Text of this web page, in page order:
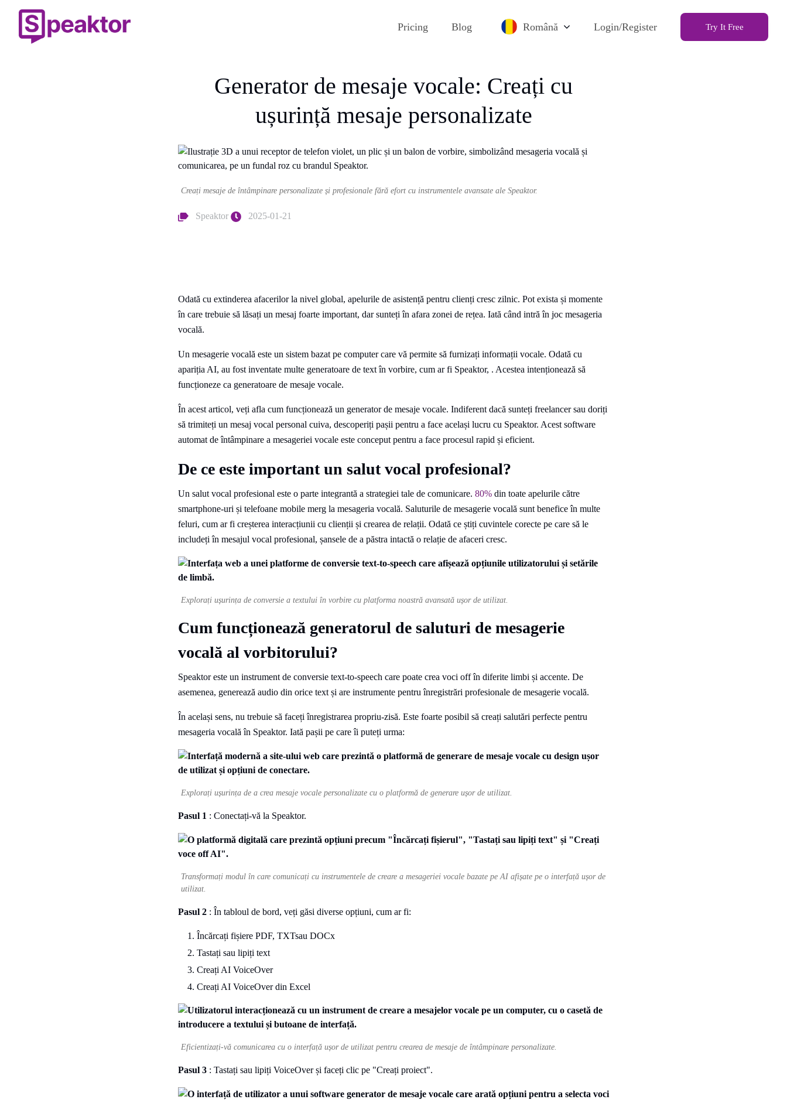
Pricing Blog Română Login/Register Try It Free
Generator de mesaje vocale: Creați cu
ușurință mesaje personalizate
Creați mesaje de întâmpinare personalizate și profesionale fără efort cu instrumentele avansate ale Speaktor.
Speaktor 2025-01-21
Odată cu extinderea afacerilor la nivel global, apelurile de asistență pentru clienți cresc zilnic. Pot exista și momente
în care trebuie să lăsați un mesaj foarte important, dar sunteți în afara zonei de rețea. Iată când intră în joc mesageria
vocală.
Un mesagerie vocală este un sistem bazat pe computer care vă permite să furnizați informații vocale. Odată cu
apariția AI, au fost inventate multe generatoare de text în vorbire, cum ar fi Speaktor, . Acestea intenționează să
funcționeze ca generatoare de mesaje vocale.
În acest articol, veți afla cum funcționează un generator de mesaje vocale. Indiferent dacă sunteți freelancer sau doriți
să trimiteți un mesaj vocal personal cuiva, descoperiți pașii pentru a face același lucru cu Speaktor. Acest software
automat de întâmpinare a mesageriei vocale este conceput pentru a face procesul rapid și eficient.
De ce este important un salut vocal profesional?
Un salut vocal profesional este o parte integrantă a strategiei tale de comunicare. 80% din toate apelurile către
smartphone-uri și telefoane mobile merg la mesageria vocală. Saluturile de mesagerie vocală sunt benefice în multe
feluri, cum ar fi creșterea interacțiunii cu clienții și crearea de relații. Odată ce știți cuvintele corecte pe care să le
includeți în mesajul vocal profesional, șansele de a păstra intactă o relație de afaceri cresc.
Explorați ușurința de conversie a textului în vorbire cu platforma noastră avansată ușor de utilizat.
Cum funcționează generatorul de saluturi de mesagerie
vocală al vorbitorului?
Speaktor este un instrument de conversie text-to-speech care poate crea voci off în diferite limbi și accente. De
asemenea, generează audio din orice text și are instrumente pentru înregistrări profesionale de mesagerie vocală.
În același sens, nu trebuie să faceți înregistrarea propriu-zisă. Este foarte posibil să creați salutări perfecte pentru
mesageria vocală în Speaktor. Iată pașii pe care îi puteți urma:
Explorați ușurința de a crea mesaje vocale personalizate cu o platformă de generare ușor de utilizat.
Pasul 1 : Conectați-vă la Speaktor.
Transformați modul în care comunicați cu instrumentele de creare a mesageriei vocale bazate pe AI afișate pe o interfață ușor de
utilizat.
Pasul 2 : În tabloul de bord, veți găsi diverse opțiuni, cum ar fi:
Încărcați fișiere PDF, TXTsau DOCx
Tastați sau lipiți text
Creați AI VoiceOver
Creați AI VoiceOver din Excel
Eficientizați-vă comunicarea cu o interfață ușor de utilizat pentru crearea de mesaje de întâmpinare personalizate.
Pasul 3 : Tastați sau lipiți VoiceOver și faceți clic pe "Creați proiect".